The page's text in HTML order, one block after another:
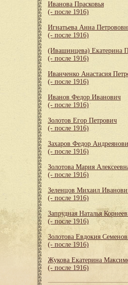
Иванова Прасковья
(- после 1916)
Игнатьева Анна
(- после 1916)
(Ивашинцева) Екатерина
(- после 1916)
Иванченко Анастасия
(- после 1916)
Иванов Федор Иванович
(- после 1916)
Золотов Егор Петрович
(- после 1916)
Захаров Федор
(- после 1916)
Золотова Мария
(- после 1916)
Зеленцов Михаил
(- после 1916)
Запрудная Наталья
(- после 1916)
Золотова Евдокия
(- после 1916)
Жукова Екатерина
(- после 1916)